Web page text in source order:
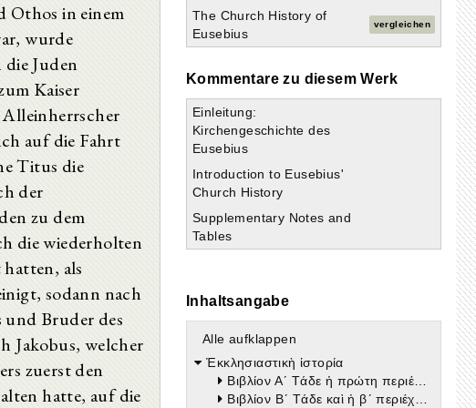
Othos in einem
wurde
die Juden
Kaiser
auf die Fahrt
Titus die
der
zu dem
die wiederholten
als
sodann nach
und Bruder des
Jakobus, welcher
zuerst den
hatte, auf die
The Church History of
Eusebius
vergleichen
Kommentare zu diesem Werk
Einleitung:
Kirchengeschichte des
Eusebius
Introduction to Eusebius'
Church History
Supplementary Notes and
Tables
Inhaltsangabe
Alle aufklappen
Ἐκκλησιαστικὴ ἱστορία
Βιβλίον Αʹ Τάδε ἡ πρώτη περιέχει βίβλος τῆς Ἐκκλησιαστικῆς ἱστορίας
Βιβλίον Βʹ Τάδε καὶ ἡ βʹ περιέχει βίβλος τῆς Ἐκκλησιαστικῆς ἱστορίας